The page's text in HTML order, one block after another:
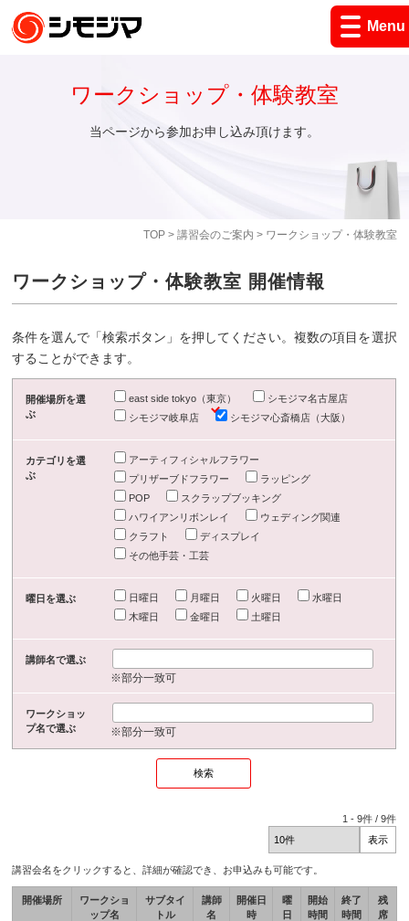
Menu
TOP> 講習会のご案内 > ワークショップ・体験教室
ワークショップ・体験教室
当ページから参加お申し込み頂けます。
ワークショップ・体験教室 開催情報
条件を選んで「検索ボタン」を押してください。複数の項目を選択
することができます。
開催場所を選
ぶ
east side tokyo（東京）
シモジマ名古屋店
シモジマ岐阜店
シモジマ心斎橋店（大阪）
カテゴリを選
ぶ
アーティフィシャルフラワー
プリザーブドフラワー
ラッピング
POP
スクラップブッキング
ハワイアンリボンレイ
ウェディング関連
クラフト
ディスプレイ
その他手芸・工芸
曜日を選ぶ 日曜日 月曜日 火曜日
水曜日
木曜日
金曜日 土曜日
講師名で選ぶ
※部分一致可
ワークショッ
プ名で選ぶ
※部分一致可
1 -9件 /9件
講習会名をクリックすると、詳細が確認でき、お申込みも可能です。
開催場所
ワークショ
ップ名
サブタイ
トル
講師
名
開催日
時
曜
日
開始
時間
終了
時間
残
席